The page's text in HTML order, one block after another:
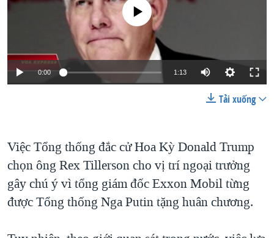
"Tìm"
NGƯỜI VIỆT HẢI NGOẠI
KINH TẾ
KHOA HỌC
THỂ THAO
GIÁO DỤC
TẠI
HÀNH TRÌNH BẦU CỬ 2024
MỘT NĂM CHIẾN TRANH TẠI DẢI GAZA
GIẢI MÃ VÀNH ĐAI & CON ĐƯỜNG
CHI PHÍ CHIẾN TRANH AFGHANISTAN
CÁC GIÁ TRỊ CỘNG HÒA Ở VIỆT NAM
THƯỢNG ĐỈNH TRUMP-KIM TẠI VIỆT NAM
MẠNG XÃ HỘI
No media source currently available
0:00 1:13
Tải xuống
Việc Tổng thống đắc cử Hoa Kỳ Donald Trump
chọn ông Rex Tillerson cho vị trí ngoại trưởng
gây chú ý vì tổng giám đốc Exxon Mobil từng
được Tổng thống Nga Putin tặng huân chương.